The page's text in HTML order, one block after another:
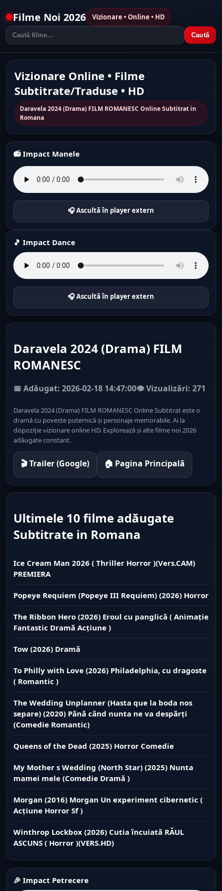
Filme Noi 2026 Vizionare • Online • HD
Caută
Vizionare Online • Filme
Subtitrate/Traduse • HD
Daravela 2024 (Drama) FILM ROMANESC Online Subtitrat in
Romana
📻 Impact Manele
🎧 Ascultă în player extern
🎵 Impact Dance
🎧 Ascultă în player extern
Daravela 2024 (Drama) FILM
ROMANESC
📅 Adăugat: 2026-02-18 14:47:00👁️ Vizualizări: 271
Daravela 2024 (Drama) FILM ROMANESC Online Subtitrat este o
dramă cu poveste puternică și personaje memorabile. Ai la
dispoziție vizionare online HD. Explorează și alte filme noi 2026
adăugate constant.
🎬 Trailer (Google) 🏠 Pagina Principală
Ultimele 10 filme adăugate
Subtitrate in Romana
Ice Cream Man 2026 ( Thriller Horror )(Vers.CAM)
PREMIERA
Popeye Requiem (Popeye III Requiem) (2026) Horror
The Ribbon Hero (2026) Eroul cu panglică ( Animație
Fantastic Dramă Acțiune )
Tow (2026) Dramă
To Philly with Love (2026) Philadelphia, cu dragoste
( Romantic )
The Wedding Unplanner (Hasta que la boda nos
separe) (2020) Până când nunta ne va despărți
(Comedie Romantic)
Queens of the Dead (2025) Horror Comedie
My Mother s Wedding (North Star) (2025) Nunta
mamei mele (Comedie Dramă )
Morgan (2016) Morgan Un experiment cibernetic (
Acțiune Horror Sf )
Winthrop Lockbox (2026) Cutia încuiată RĂUL
ASCUNS ( Horror )(VERS.HD)
🎉 Impact Petrecere